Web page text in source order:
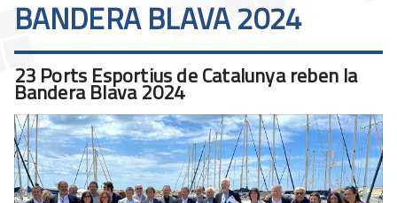
BANDERA BLAVA 2024
23 Ports Esportius de Catalunya reben la
Bandera Blava 2024